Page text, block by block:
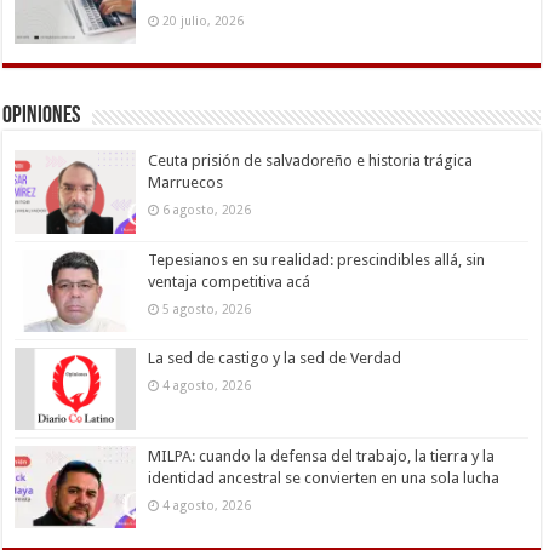
20 julio, 2026
Opiniones
Ceuta prisión de salvadoreño e historia trágica
Marruecos
6 agosto, 2026
Tepesianos en su realidad: prescindibles allá, sin
ventaja competitiva acá
5 agosto, 2026
La sed de castigo y la sed de Verdad
4 agosto, 2026
MILPA: cuando la defensa del trabajo, la tierra y la
identidad ancestral se convierten en una sola lucha
4 agosto, 2026